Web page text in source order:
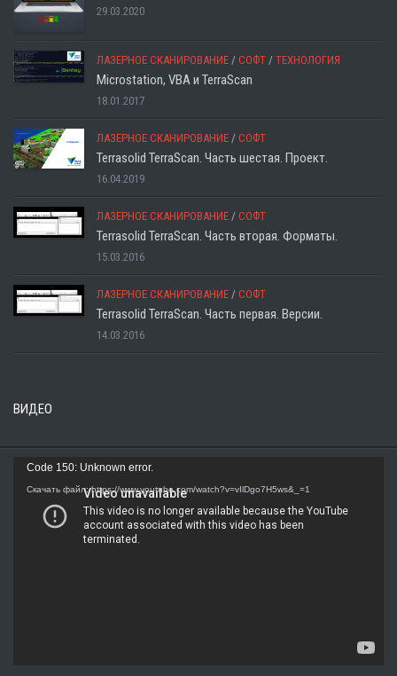
29.03.2020
ЛАЗЕРНОЕ СКАНИРОВАНИЕ / СОФТ / ТЕХНОЛОГИЯ
Microstation, VBA и TerraScan
18.01.2017
ЛАЗЕРНОЕ СКАНИРОВАНИЕ / СОФТ
Terrasolid TerraScan. Часть шестая. Проект.
16.04.2019
ЛАЗЕРНОЕ СКАНИРОВАНИЕ / СОФТ
Terrasolid TerraScan. Часть вторая. Форматы.
15.03.2016
ЛАЗЕРНОЕ СКАНИРОВАНИЕ / СОФТ
Terrasolid TerraScan. Часть первая. Версии.
14.03.2016
ВИДЕО
Видеоплеер
Code 150: Unknown error.
Скачать файл: https://www.youtube.com/watch?v=vIlDgo7H5ws&_=1